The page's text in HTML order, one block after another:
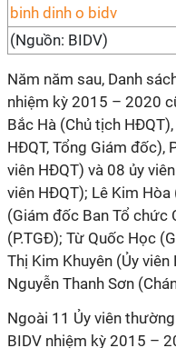
(Nguồn: BIDV)
Năm năm sau, Danh
nhiệm kỳ 2015 – 2020
Bắc Hà (Chủ tịch
HĐQT, Tổng Giám đốc),
viên HĐQT) và 08 ủy
viên HĐQT); Lê Kim Hòa
(Giám đốc Ban Tổ chức
(P.TGĐ); Từ Quốc Học
Thị Kim Khuyên (Ủy viên
Nguyễn Thanh Sơn
Ngoài 11 Ủy viên
BIDV nhiệm kỳ 2015 –